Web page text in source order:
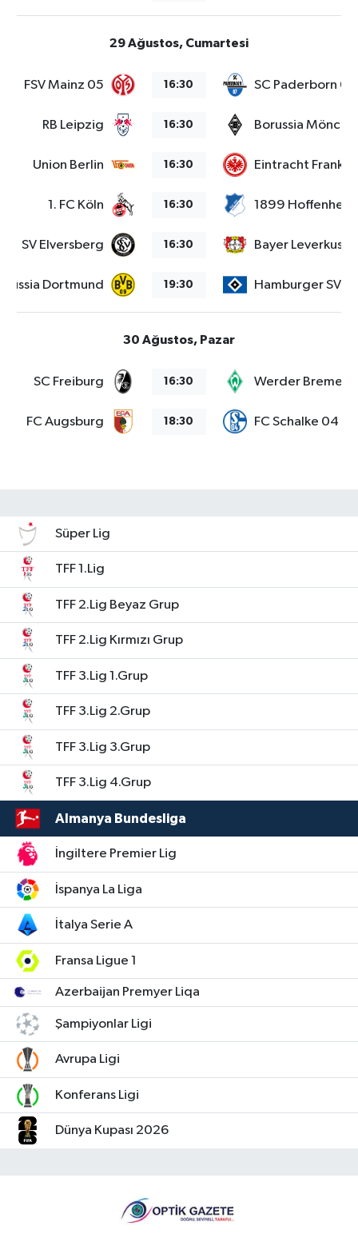
29 Ağustos, Cumartesi
FSV Mainz 05 16:30 SC Paderborn 07
RB Leipzig 16:30 Borussia
Union Berlin 16:30 Eintracht
1. FC Köln 16:30 1899 Hoffenheim
SV Elversberg 16:30 Bayer Leverkusen
Dortmund 19:30 Hamburger SV
30 Ağustos, Pazar
SC Freiburg 16:30 Werder Bremen
FC Augsburg 18:30 FC Schalke 04
Süper Lig
TFF 1.Lig
TFF 2.Lig Beyaz Grup
TFF 2.Lig Kırmızı Grup
TFF 3.Lig 1.Grup
TFF 3.Lig 2.Grup
TFF 3.Lig 3.Grup
TFF 3.Lig 4.Grup
Almanya Bundesliga
İngiltere Premier Lig
İspanya La Liga
İtalya Serie A
Fransa Ligue 1
Azerbaijan Premyer Liqa
Şampiyonlar Ligi
Avrupa Ligi
Konferans Ligi
Dünya Kupası 2026